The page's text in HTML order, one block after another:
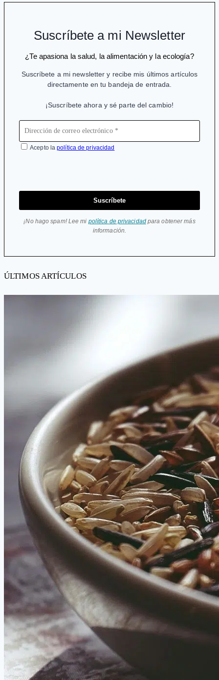
Suscríbete a mi Newsletter
¿Te apasiona la salud, la alimentación y la ecología?
Suscríbete a mi newsletter y recibe mis últimos artículos
directamente en tu bandeja de entrada.
¡Suscríbete ahora y sé parte del cambio!
Acepto lapolítica de privacidad
Suscríbete
¡No hago spam! Lee mi política de privacidadpara obtener más
información.
ÚLTIMOS ARTÍCULOS